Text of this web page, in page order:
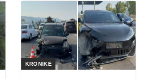
KRONIKË